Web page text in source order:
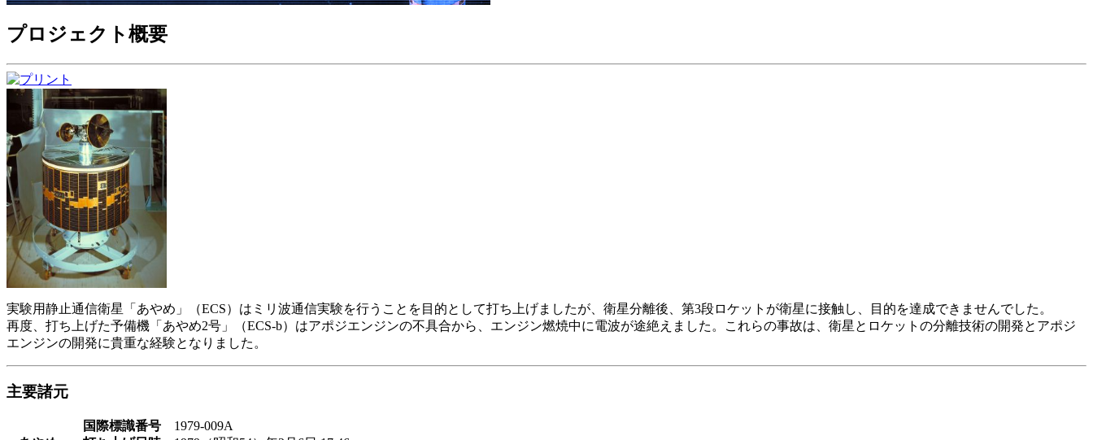
プロジェクト概要
実験用静止通信衛星「あやめ」（ECS）はミリ波通信実験を行うことを目的として打ち上げましたが、衛星分離後、第3段ロケットが衛星に接触し、目的を達成できませんでした。
再度、打ち上げた予備機「あやめ2号」（ECS-b）はアポジエンジンの不具合から、エンジン燃焼中に電波が途絶えました。これらの事故は、衛星とロケットの分離技術の開発とアポジ
エンジンの開発に貴重な経験となりました。
主要諸元
国際標識番号
1979-009A